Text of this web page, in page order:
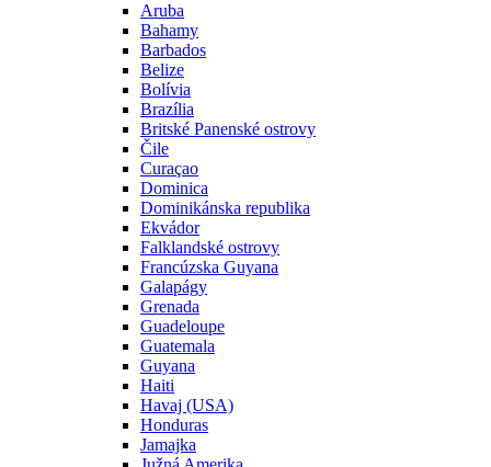
Aruba
Bahamy
Barbados
Belize
Bolívia
Brazília
Britské Panenské ostrovy
Čile
Curaçao
Dominica
Dominikánska republika
Ekvádor
Falklandské ostrovy
Francúzska Guyana
Galapágy
Grenada
Guadeloupe
Guatemala
Guyana
Haiti
Havaj (USA)
Honduras
Jamajka